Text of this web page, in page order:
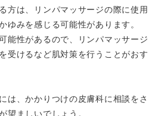
方は、リンパマッサージの際に使用
ゆみを感じる可能性があります。
能性があるので、リンパマッサージ
受けるなど肌対策を行うことがおす
は、かかりつけの皮膚科に相談をさ
望ましいでしょう。